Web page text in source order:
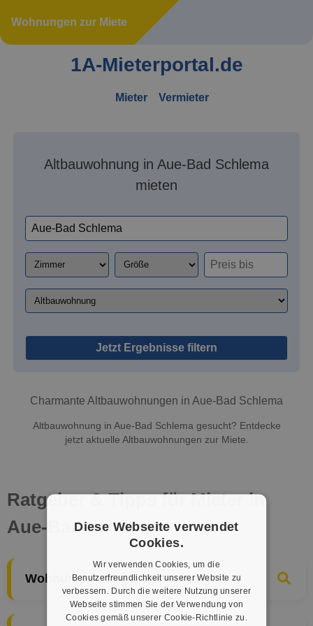
Wohnungen zur Miete
1A-Mieterportal.de
Mieter Vermieter
Altbauwohnung in Aue-Bad Schlema
mieten
Jetzt Ergebnisse filtern
Charmante Altbauwohnungen in Aue-Bad Schlema
Altbauwohnung in Aue-Bad Schlema gesucht? Entdecke
jetzt aktuelle Altbauwohnungen zur Miete.
Ratgeber & Tipps für Mieter in
Aue-Bad Schlema
Wohnungssuche & Bewerbung
Diese Webseite verwendet
Cookies.
Wir verwenden Cookies, um die
Benutzerfreundlichkeit unserer Website zu
verbessern. Durch die weitere Nutzung unserer
Webseite stimmen Sie der Verwendung von
Cookies gemäß unserer Cookie-Richtlinie zu.